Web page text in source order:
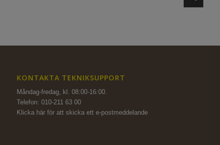
KONTAKTA TEKNIKSUPPORT
Måndag-fredag, kl. 08:00-16:00.
Telefon: 010-211 63 00
Klicka här för att skicka ett e-postmeddelande